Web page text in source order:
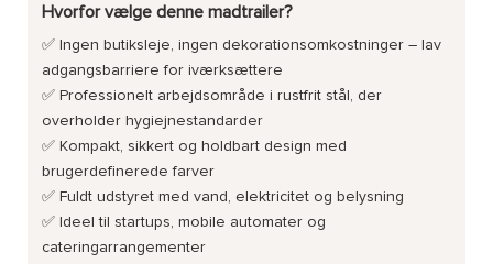
Hvorfor vælge denne madtrailer?
✅ Ingen butiksleje, ingen dekorationsomkostninger – lav
adgangsbarriere for iværksættere
✅ Professionelt arbejdsområde i rustfrit stål, der
overholder hygiejnestandarder
✅ Kompakt, sikkert og holdbart design med
brugerdefinerede farver
✅ Fuldt udstyret med vand, elektricitet og belysning
✅ Ideel til startups, mobile automater og
cateringarrangementer